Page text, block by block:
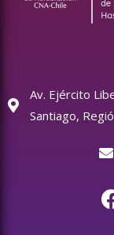
Av. Ejército
Santiago,